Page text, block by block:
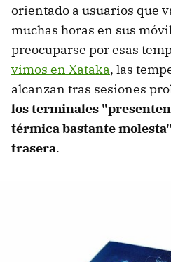
orientado a usuarios que
muchas horas en sus
preocuparse por esas
vimos en Xataka, las
alcanzan tras sesiones
los terminales
térmica bastante
trasera.